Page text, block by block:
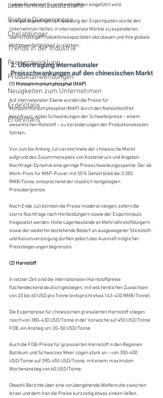
Lebensmittelzusatzstoffe
Globale Düngerpreise
Chelatdünger
Trends in der Industrie
Preisentwicklung
Produktanwendungen
Neuigkeiten zum Unternehmen
ErdeVitalis
ErdeVitalis
zweite Runde von Exportkontingenten eingeführt wird.
Eine gut abgestimmte Anpassung der Exportquoten würde den
Unternehmen helfen, in internationale Märkte zu expandieren,
überschüssige Produktionskapazitäten abzubauen und ihre globale
Wettbewerbsfähigkeit zu stärken.
2. Übertragung internationaler
Preisschwankungen auf den chinesischen Markt
(1) Monoammoniumphosphat (MAP)
Auf internationaler Ebene wurden die Preise für
Monoammoniumphosphat (MAP) durch den Nahostkonflikt
beeinflusst, wobei Schwankungen der Schwefelpreise – einem
wesentlichen Rohstoff – zu Veränderungen der Produktionskosten
führten.
Von Juni bis Anfang Juli verzeichnete der chinesische Markt
aufgrund des Zusammenspiels von Kostendruck und Angebot-
Nachfrage-Dynamik eine geringe Preisschwankungsspanne. Der ab
Werk-Preis für MAP-Pulver mit 55 % Gehalt blieb bei 3.350
RMB/Tonne, entsprechend der staatlich festgelegten
Preisobergrenze.
Nach Ende Juli könnten die Preise moderat steigen, sofern die
starre Nachfrage nach Herbstdüngern sowie der Exportimpuls
freigesetzt werden. Hohe Lagerbestände an Mehrnährstoffdüngern
sowie der weiterhin bestehende Bedarf an ausgewogener Stickstoff-
und Kaliumversorgung dürften jedoch das Ausmaß möglicher
Preissteigerungen begrenzen.
(2) Harnstoff
In letzter Zeit sind die internationalen Harnstoffpreise
flächendeckend deutlich gestiegen, mit wöchentlichen Zuwächsen
von 20 bis 60 USD pro Tonne (entspricht etwa 143–430 RMB/Tonne).
Die Exportpreise für chinesischen granulierten Harnstoff stiegen
rasch von 380–430 USD/Tonne in der Vorwoche auf 450 USD/Tonne
FOB, ein Anstieg um 20–50 USD/Tonne.
Auch die FOB-Preise für granulierten Harnstoff in den Regionen
Baltikum und Schwarzes Meer zogen stark an – von 350–400
USD/Tonne auf 390–455 USD/Tonne, mit einem maximalen
Wochenanstieg von 60 USD/Tonne.
Obwohl Berichte über eine vorübergehende Waffenruhe zwischen
Israel und dem Iran die Preise kurzzeitig etwas sinken ließen,